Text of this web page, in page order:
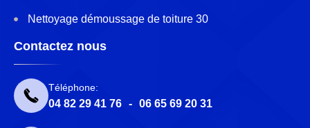
Nettoyage démoussage de toiture 30
Contactez nous
Téléphone:
04 82 29 41 76 - 06 65 69 20 31